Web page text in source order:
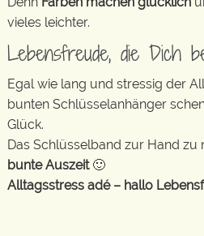
vieles leichter.
Lebensfreude, die Dich
Egal wie lang und stressig der
bunten Schlüsselanhänger
Glück.
Das Schlüsselband zur Hand zu
bunte Auszeit🙂
Alltagsstress adé – hallo